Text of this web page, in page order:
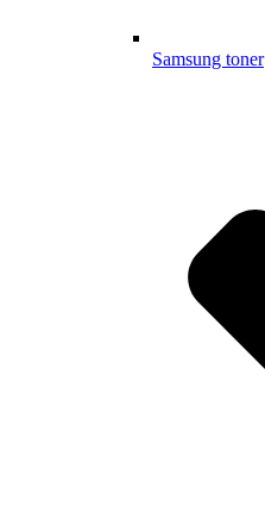
Samsung toner